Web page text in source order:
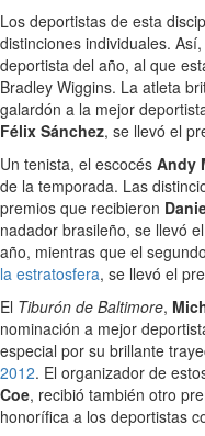
Los deportistas de esta
distinciones individuales. Así,
deportista del año, al que
Bradley Wiggins. La atleta
galardón a la mejor
Félix Sánchez, se llevó el
Un tenista, el escocés Andy
de la temporada. Las
premios que recibieron
nadador brasileño, se llevó
año, mientras que el
la estratosfera, se llevó el
El Tiburón de Baltimore,
nominación a mejor
especial por su brillante
2012. El organizador de
Coe, recibió también otro
honorífica a los deportistas